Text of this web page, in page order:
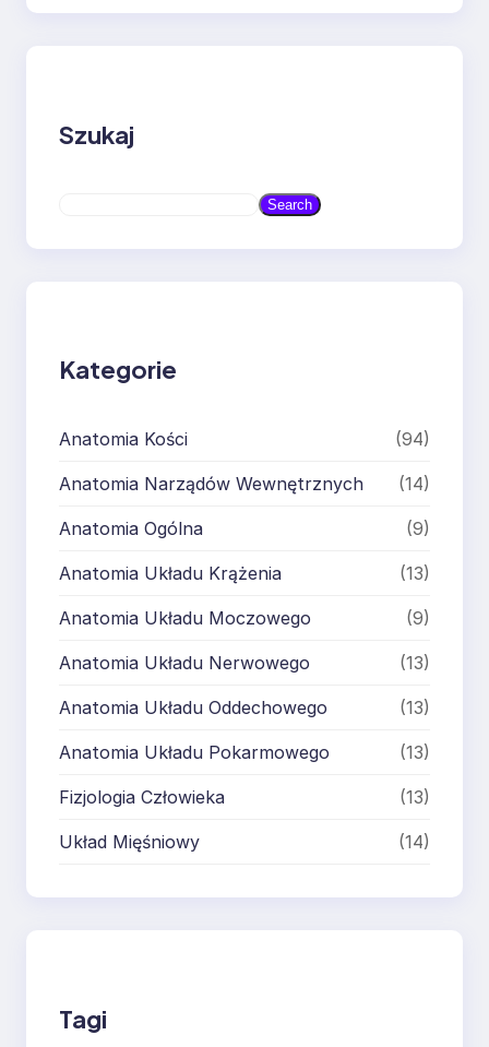
Szukaj
a
Search
Kategorie
Anatomia Kości (94)
Anatomia Narządów Wewnętrznych (14)
Anatomia Ogólna (9)
Anatomia Układu Krążenia (13)
Anatomia Układu Moczowego (9)
Anatomia Układu Nerwowego (13)
Anatomia Układu Oddechowego (13)
Anatomia Układu Pokarmowego (13)
Fizjologia Człowieka (13)
Układ Mięśniowy (14)
Tagi